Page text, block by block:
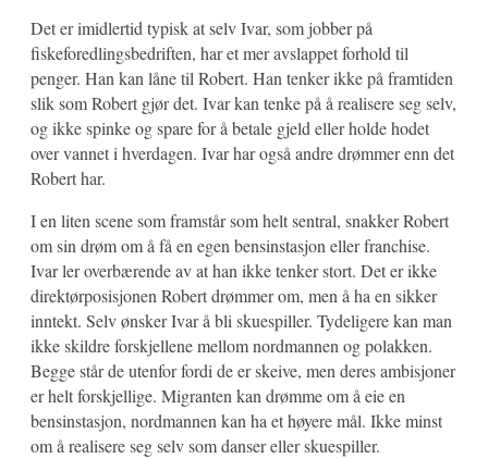
Det er imidlertid typisk at selv Ivar, som jobber på
fiskeforedlingsbedriften, har et mer avslappet forhold til
penger. Han kan låne til Robert. Han tenker ikke på framtiden
slik som Robert gjør det. Ivar kan tenke på å realisere seg selv,
og ikke spinke og spare for å betale gjeld eller holde hodet
over vannet i hverdagen. Ivar har også andre drømmer enn det
Robert har.
I en liten scene som framstår som helt sentral, snakker Robert
om sin drøm om å få en egen bensinstasjon eller franchise.
Ivar ler overbærende av at han ikke tenker stort. Det er ikke
direktørposisjonen Robert drømmer om, men å ha en sikker
inntekt. Selv ønsker Ivar å bli skuespiller. Tydeligere kan man
ikke skildre forskjellene mellom nordmannen og polakken.
Begge står de utenfor fordi de er skeive, men deres ambisjoner
er helt forskjellige. Migranten kan drømme om å eie en
bensinstasjon, nordmannen kan ha et høyere mål. Ikke minst
om å realisere seg selv som danser eller skuespiller.